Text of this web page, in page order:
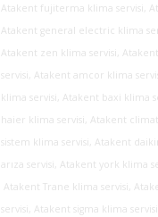
Atakent fujiterma klima servisi,
Atakent general electric klima
Atakent zen klima servisi,
servisi, Atakent amcor klima
klima servisi, Atakent baxi klima
haier klima servisi, Atakent
sistem klima servisi, Atakent
arıza servisi, Atakent york klima
Atakent Trane klima servisi,
servisi, Atakent sigma klima